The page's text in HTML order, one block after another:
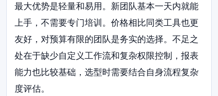
最大优势是轻量和易用。新团队基本一天内就能
上手，不需要专门培训。价格相比同类工具也更
友好，对预算有限的团队是务实的选择。不足之
处在于缺少自定义工作流和复杂权限控制，报表
能力也比较基础，选型时需要结合自身流程复杂
度评估。